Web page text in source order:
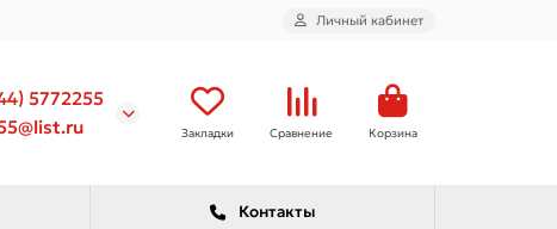
Личный кабинет
5772255
Закладки Сравнение Корзина
Контакты